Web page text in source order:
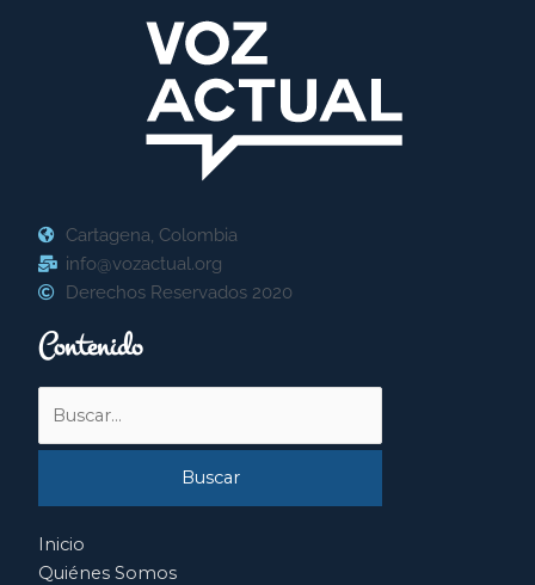
Cartagena, Colombia
info@vozactual.org
Derechos Reservados 2020
Contenido
por:
Inicio
Quiénes Somos